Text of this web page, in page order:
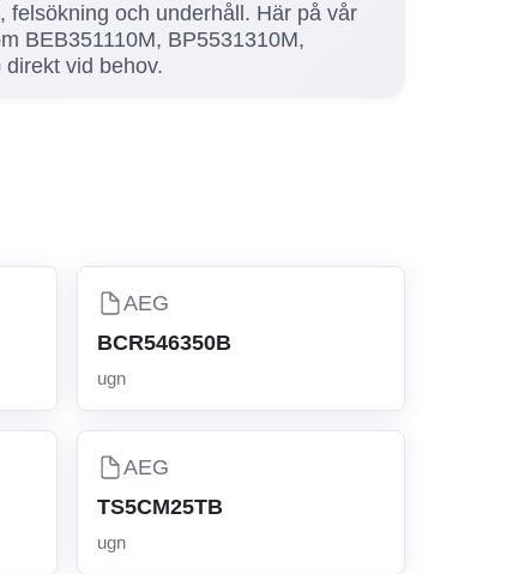
och underhåll. Här på vår
BEB351110M, BP5531310M,
vid behov.
AEG
BCR546350B
ugn
AEG
TS5CM25TB
ugn